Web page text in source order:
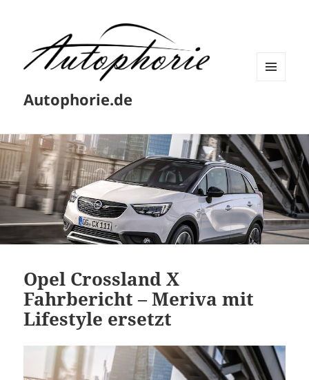
Autophorie.de
Opel Crossland X
Fahrbericht – Meriva mit
Lifestyle ersetzt